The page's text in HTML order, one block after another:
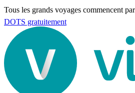
Tous les grands voyages commencent
DOTS gratuitement